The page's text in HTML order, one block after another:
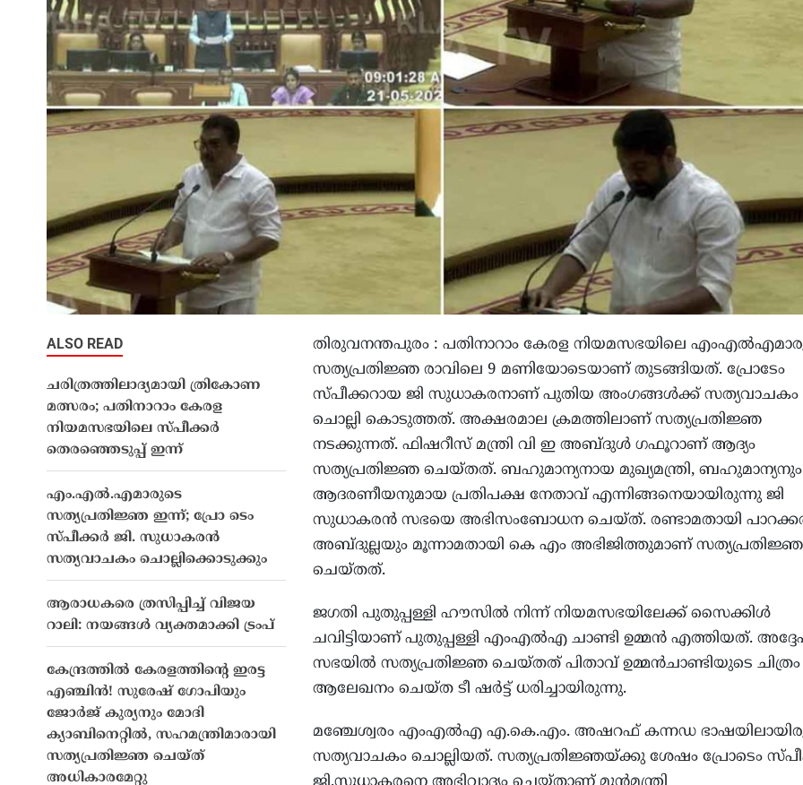
തിരുവനന്തപുരം : പതിനാറാം കേരള നിയമസഭയിലെ
സത്യപ്രതിജ്ഞ രാവിലെ 9 മണിയോടെയാണ് തുടങ്ങിയത്. പ്രോടേം
സ്പീക്കറായ ജി സുധാകരനാണ് പുതിയ അംഗങ്ങൾക്ക് സത്യവാചകം
ചൊല്ലി കൊടുത്തത്. അക്ഷരമാല ക്രമത്തിലാണ് സത്യപ്രതിജ്ഞ
നടക്കുന്നത്. ഫിഷറീസ് മന്ത്രി വി ഇ അബ്ദുൾ ഗഫൂറാണ് ആദ്യം
സത്യപ്രതിജ്ഞ ചെയ്തത്. ബഹുമാന്യനായ മുഖ്യമന്ത്രി, ബഹുമാന്യനും
ആദരണീയനുമായ പ്രതിപക്ഷ നേതാവ് എന്നിങ്ങനെയായിരുന്നു ജി
സുധാകരൻ സഭയെ അഭിസംബോധന ചെയ്ത്. രണ്ടാമതായി
അബ്ദുല്ലയും മൂന്നാമതായി കെ എം അഭിജിത്തുമാണ് സത്യപ്രതിജ്ഞ
ചെയ്തത്.
ജഗതി പുതുപ്പള്ളി ഹൗസിൽ നിന്ന് നിയമസഭയിലേക്ക് സൈക്കിൾ
ചവിട്ടിയാണ് പുതുപ്പള്ളി എംഎല്‍എ ചാണ്ടി ഉമ്മൻ എത്തിയത്.
സഭയില്‍ സത്യപ്രതിജ്ഞ ചെയ്തത് പിതാവ് ഉമ്മന്‍ചാണ്ടിയുടെ ചിത്രം
ആലേഖനം ചെയ്ത ടീ ഷര്‍ട്ട് ധരിച്ചായിരുന്നു.
മഞ്ചേശ്വരം എംഎല്‍എ എ.കെ.എം. അഷറഫ് കന്നഡ
സത്യവാചകം ചൊല്ലിയത്. സത്യപ്രതിജ്ഞയ്ക്കു ശേഷം പ്രോടെം
ALSO READ
ചരിത്രത്തിലാദ്യമായി ത്രികോണ
മത്സരം; പതിനാറാം കേരള
നിയമസഭയിലെ സ്പീക്കർ
തെരഞ്ഞെടുപ്പ് ഇന്ന്
എം.എൽ.എമാരുടെ
സത്യപ്രതിജ്ഞ ഇന്ന്; പ്രോ ടെം
സ്പീക്കർ ജി. സുധാകരൻ
സത്യവാചകം ചൊല്ലിക്കൊടുക്കും
ആരാധകരെ ത്രസിപ്പിച്ച് വിജയ
റാലി: നയങ്ങൾ വ്യക്തമാക്കി ട്രംപ്
കേന്ദ്രത്തിൽ കേരളത്തിന്‍റെ ഇരട്ട
എഞ്ചിൻ! സുരേഷ് ഗോപിയും
ജോർജ് കുര്യനും മോദി
ക്യാബിനെറ്റിൽ, സഹമന്ത്രിമാരായി
സത്യപ്രതിജ്ഞ ചെയ്ത്
അധികാരമേറ്റു